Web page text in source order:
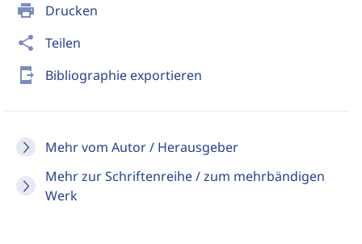
print Drucken
share Teilen
send_to_mobile Bibliographie exportieren
Mehr vom Autor / Herausgeber
Mehr zur Schriftenreihe / zum mehrbändigen
Werk